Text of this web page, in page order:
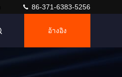
86-371-6383-5256
อ้างอิง